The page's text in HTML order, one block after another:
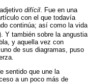
difícil . Fue en una
con el que todavía
continúa; así como la vida
Y también sobre la angustia
y aquella vez con
de sus diagramas, puso
sentido que une la
a un poco más de